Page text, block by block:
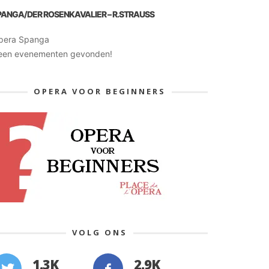
DER ROSENKAVALIER – R.STRAUSS
Spanga
evenementen gevonden!
OPERA VOOR BEGINNERS
VOLG ONS
1.3K